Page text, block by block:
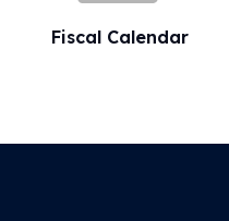
Fiscal Calendar